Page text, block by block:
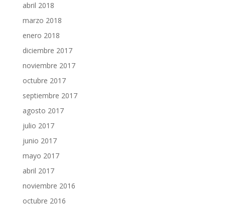
abril 2018
marzo 2018
enero 2018
diciembre 2017
noviembre 2017
octubre 2017
septiembre 2017
agosto 2017
julio 2017
junio 2017
mayo 2017
abril 2017
noviembre 2016
octubre 2016